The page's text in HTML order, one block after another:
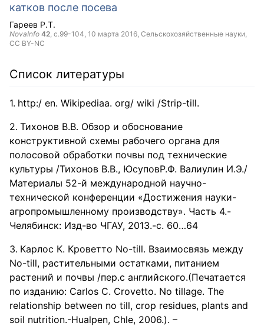
катков после посева
Гареев Р.Т.
NovaInfo 42, с.99-104, 10 марта 2016, Сельскохозяйственные науки,
CC BY-NC
Список литературы
http:/ en. Wikipediaа. org/ wiki /Strip-till.
Тихонов В.В. Обзор и обоснование
конструктивной схемы рабочего органа для
полосовой обработки почвы под технические
культуры /Тихонов В.В., ЮсуповР.Ф. Валиулин И.Э./
Материалы 52-й международной научно-
технической конференции «Достижения науки-
агропромышленному производству». Часть 4.-
Челябинск: Изд-во ЧГАУ, 2013.-с. 60…64
Карлос К. Кроветто No-till. Взаимосвязь между
No-till, растительными остатками, питанием
растений и почвы /пер.с английского.(Печатается
по изданию: Carlos C. Crovetto. No tillage. The
relationship between no till, crop residues, plants and
soil nutrition.-Hualpen, Chle, 2006.). –